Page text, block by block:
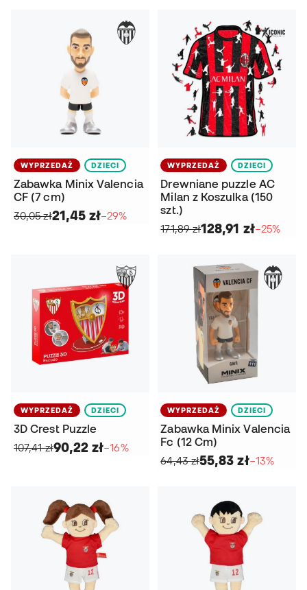
WYPRZEDAŻ DZIECI
Zabawka Minix Valencia
CF (7 cm)
30,05 zł21,45 zł−29%
WYPRZEDAŻ DZIECI
Drewniane puzzle AC
Milan z Koszulka (150
szt.)
171,89 zł128,91 zł−25%
WYPRZEDAŻ DZIECI
3D Crest Puzzle
107,41 zł90,22 zł−16%
WYPRZEDAŻ DZIECI
Zabawka Minix Valencia
Fc (12 Cm)
64,43 zł55,83 zł−13%